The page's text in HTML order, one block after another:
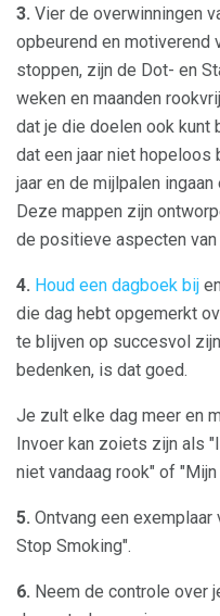
3. Vier de overwinningen
opbeurend en motiverend
stoppen, zijn de Dot- en
weken en maanden
dat je die doelen ook kunt
dat een jaar niet hopeloos
jaar en de mijlpalen
Deze mappen zijn
de positieve aspecten
4. Houd een dagboek bij
die dag hebt opgemerkt
te blijven op succesvol
bedenken, is dat goed.
Je zult elke dag meer en
Invoer kan zoiets zijn als
niet vandaag rook" of
5. Ontvang een exemplaar
Stop Smoking".
6. Neem de controle over